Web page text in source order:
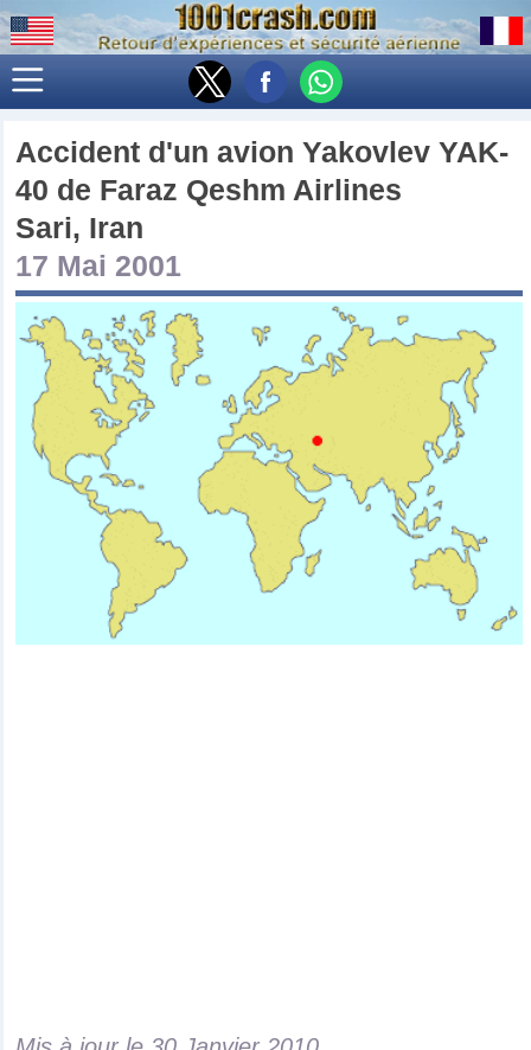
Accident d'un avion Yakovlev YAK-
40 de Faraz Qeshm Airlines
Sari, Iran
17 Mai 2001